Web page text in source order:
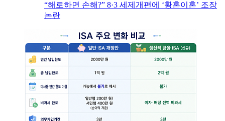
“해로하면 손해?” 8·3 세제개편에 ‘황혼이혼’ 조장
논란